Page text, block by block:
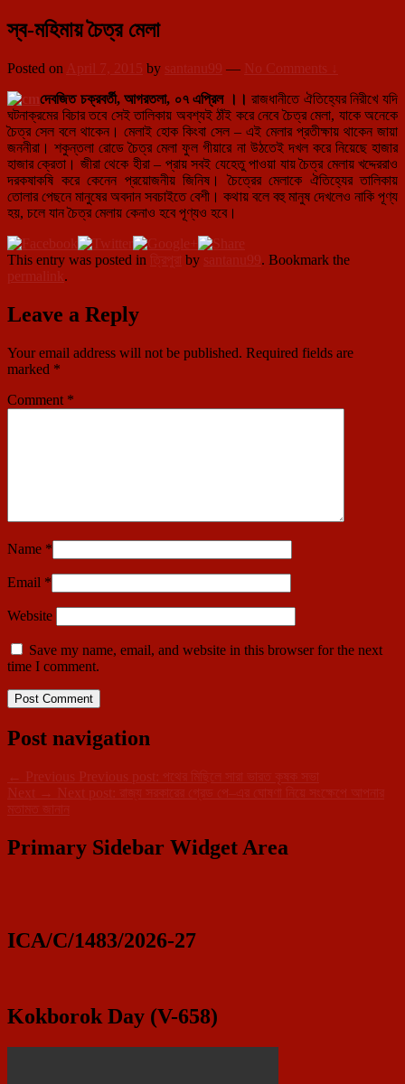
স্ব-মহিমায় চৈত্র মেলা
Posted on April 7, 2015 by santanu99 — No Comments ↓
দেবজিত চক্রবর্তী, আগরতলা, ০৭ এপ্রিল ।। রাজধানীতে ঐতিহ্যের নিরীখে যদি
ঘটনাক্রমের বিচার তবে সেই তালিকায় অবশ্যই ঠাঁই করে নেবে চৈত্র মেলা, যাকে অনেকে
চৈত্র সেল বলে থাকেন। মেলাই হোক কিংবা সেল – এই মেলার প্রতীক্ষায় থাকেন জায়া
জননীরা। শকুন্তলা রোডে চৈত্র মেলা ফুল গীয়ারে না উঠতেই দখল করে নিয়েছে হাজার
হাজার ক্রেতা। জীরা থেকে হীরা – প্রায় সবই যেহেতু পাওয়া যায় চৈত্র মেলায় খদ্দেররাও
দরকষাকষি করে কেনেন প্রয়োজনীয় জিনিষ। চৈত্রের মেলাকে ঐতিহ্যের তালিকায়
তোলার পেছনে মানুষের অবদান সবচাইতে বেশী। কথায় বলে বহু মানুষ দেখলেও নাকি পূণ্য
হয়, চলে যান চৈত্র মেলায় কেনাও হবে পূণ্যও হবে।
This entry was posted in ত্রিপুরা by santanu99. Bookmark the
permalink.
Leave a Reply
Your email address will not be published. Required fields are
marked *
Comment *
Name *
Email *
Website
Save my name, email, and website in this browser for the next
time I comment.
Post navigation
← Previous Previous post:
পথের মিছিলে সারা ভারত কৃষক সভা
Next → Next post:
রাজ্য সরকারের গ্রেড পে–এর ঘোষণা নিয়ে সংক্ষেপে আপনার
মতামত জানান
Primary Sidebar Widget Area
ICA/C/1483/2026-27
Kokborok Day (V-658)